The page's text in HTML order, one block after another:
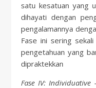
satu kesatuan yang
dihayati dengan
pengalamannya
Fase ini sering
pengetahuan yang
dipraktekkan
Fase IV: Individuative